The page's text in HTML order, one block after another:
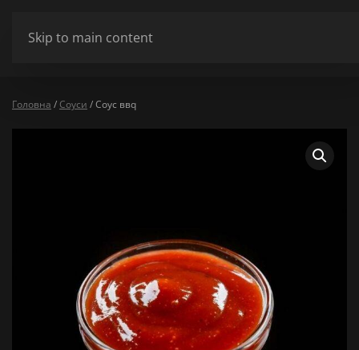
Skip to main content
Головна / Соуси / Соус ввq